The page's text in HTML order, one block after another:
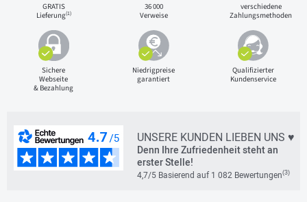
GRATIS
Lieferung(1)
36 000
Verweise
verschiedene
Zahlungsmethoden
Sichere
Webseite
& Bezahlung
Niedrigpreise
garantiert
Qualifizierter
Kundenservice
UNSERE KUNDEN LIEBEN UNS ♥
Denn Ihre Zufriedenheit steht an
erster Stelle!
4,7/5 Basierend auf 1 082 Bewertungen(3)